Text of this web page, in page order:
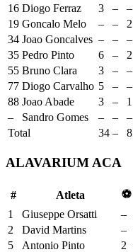
16 Diogo Ferraz 3 – –
19 Goncalo Melo – – 2
34 Joao Goncalves – – –
35 Pedro Pinto 6 – 2
55 Bruno Clara 3 – –
77 Diogo Carvalho 5 – –
88 Joao Abade 3 – 1
–
Sandro Gomes – – –
Total
34 – 8
ALAVARIUM ACA
# Atleta ⚽
1
Giuseppe Orsatti –
2
David Martins –
5
Antonio Pinto 2